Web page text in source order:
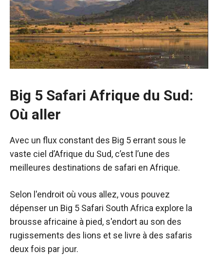
Big 5 Safari Afrique du Sud:
Où aller
Avec un flux constant des Big 5 errant sous le
vaste ciel d’Afrique du Sud, c’est l’une des
meilleures destinations de safari en Afrique.
Selon l'endroit où vous allez, vous pouvez
dépenser un Big 5 Safari South Africa explore la
brousse africaine à pied, s'endort au son des
rugissements des lions et se livre à des safaris
deux fois par jour.